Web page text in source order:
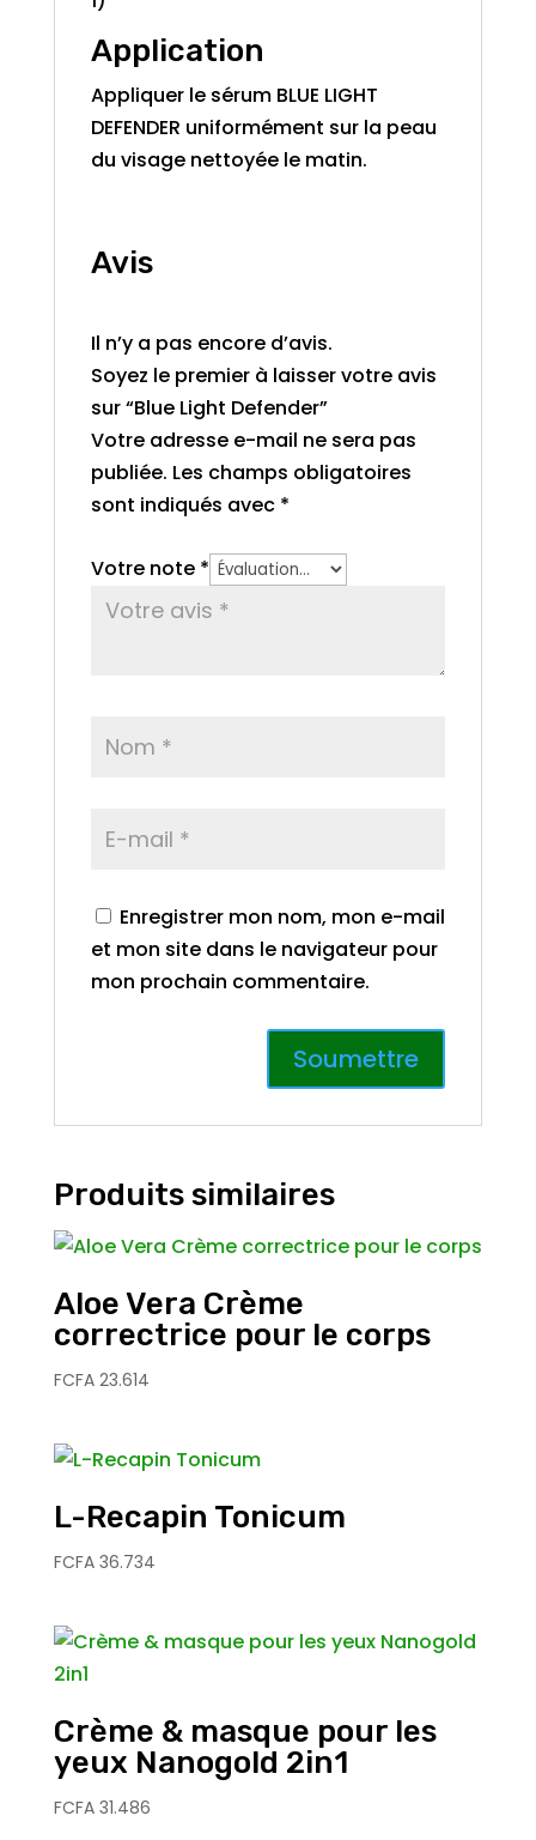
Application
Appliquer le sérum BLUE LIGHT
DEFENDER uniformément sur la peau
du visage nettoyée le matin.
Avis
Il n’y a pas encore d’avis.
Soyez le premier à laisser votre avis
sur “Blue Light Defender”
Votre adresse e-mail ne sera pas
publiée. Les champs obligatoires
sont indiqués avec *
Votre note *
Enregistrer mon nom, mon e-mail
et mon site dans le navigateur pour
mon prochain commentaire.
Produits similaires
Aloe Vera Crème
correctrice pour le corps
FCFA23.614
L-Recapin Tonicum
FCFA36.734
Crème & masque pour les
yeux Nanogold 2in1
FCFA31.486